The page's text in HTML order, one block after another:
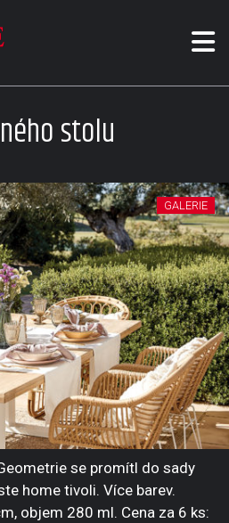
stolu
GALERIE
se promítl do sady
home tivoli. Více barev.
objem 280 ml. Cena za 6 ks: